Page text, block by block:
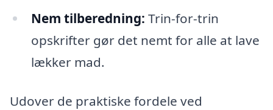
Nem tilberedning: Trin-for-trin
opskrifter gør det nemt for alle at lave
lækker mad.
Udover de praktiske fordele ved